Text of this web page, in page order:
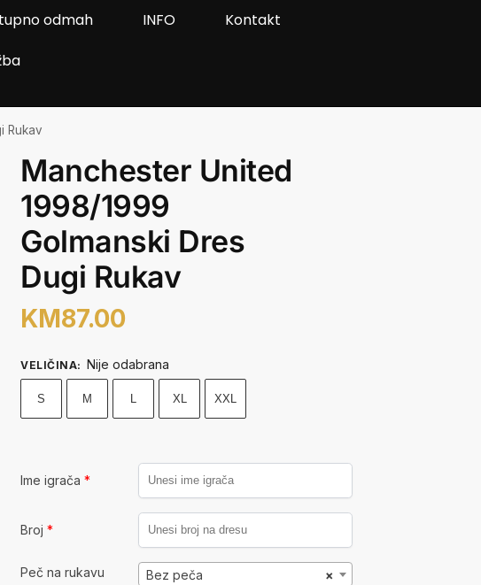
odmah INFO
Kontakt
Rukav
Manchester United
1998/1999
Golmanski Dres
Dugi Rukav
KM87.00
VELIČINA: Nije odabrana
S M L XL XXL
Ime igrača*
Broj*
Peč na rukavu ×
Bez peča